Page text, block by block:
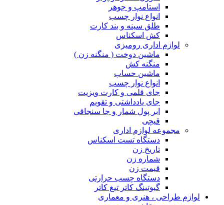
استامپ و جوهر
انواع نوار چسب
طلق سینه و بند کارت
کش اسکناس
لوازم اداری رومیزی
ماشین دوخت ( منگنه زن )
منگنه کش
ماشین حساب
انواع نوار چسب
جای قلمی و کارت ویزیت
جای یادداشتی و تقویم
ابر پول شمار و جا سنجاقی
قیچی
مجموعه لوازم اداری
دستگاه تست اسکناس
تاریخ زن
شماره زن
قیمت زن
دستگاه چسب حرارتی
گیوتینگ کاتر تیغ کاتر
لوازم طراحی ، هنری و معماری